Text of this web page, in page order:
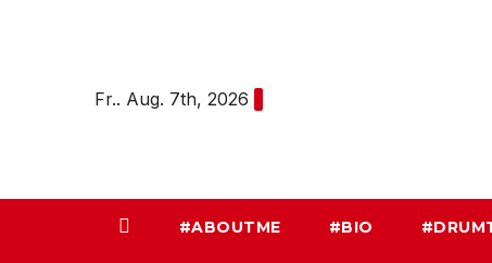
Fr.. Aug. 7th, 2026
#ABOUTME #BIO